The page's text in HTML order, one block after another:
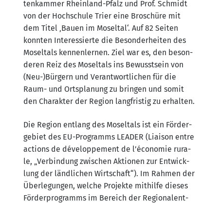
ten­kam­mer Rhein­land-Pfalz und Prof. Schmidt
von der Hoch­schu­le Trier eine Bro­schü­re mit
dem Titel ‚Bau­en im Mos­el­tal‘. Auf 82 Sei­ten
konn­ten Inter­es­sier­te die Beson­der­hei­ten des
Mos­el­tals ken­nen­ler­nen. Ziel war es, den beson­
de­ren Reiz des Mos­el­tals ins Bewusst­sein von
(Neu-)Bürgern und Ver­ant­wort­li­chen für die
Raum- und Orts­pla­nung zu brin­gen und somit
den Cha­rak­ter der Regi­on lang­fris­tig zu erhalten.
Die Regi­on ent­lang des Mos­el­tals ist ein För­der­
ge­biet des EU-Pro­gramms LEADER (Liai­son ent­re
actions de déve­lo­p­pe­ment de l’é­co­no­mie rura­
le, „Ver­bin­dung zwi­schen Aktio­nen zur Ent­wick­
lung der länd­li­chen Wirt­schaft“). Im Rah­men der
Über­le­gun­gen, wel­che Pro­jek­te mit­hil­fe die­ses
För­der­pro­gramms im Bereich der Regio­nal­ent­